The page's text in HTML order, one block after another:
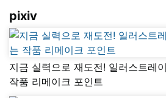
pixiv
지금 실력으로 재도전! 일러스트레
작품 리메이크 포인트